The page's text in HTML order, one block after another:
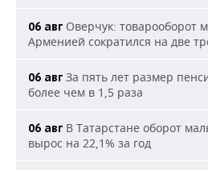
06 авг Оверчук: товарооборот
Арменией сократился на две
06 авг За пять лет размер
более чем в 1,5 раза
06 авг В Татарстане оборот
вырос на 22,1% за год